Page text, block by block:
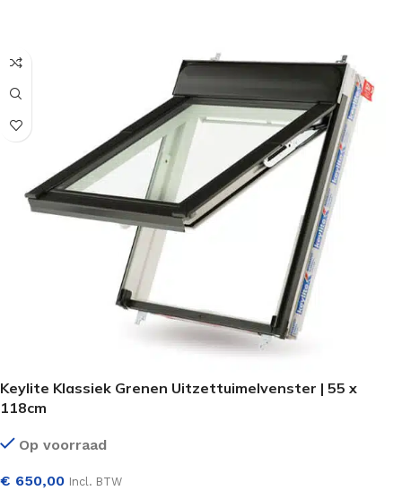
Keylite Klassiek Grenen Uitzettuimelvenster | 55 x
118cm
Op voorraad
€ 650,00 Incl. BTW